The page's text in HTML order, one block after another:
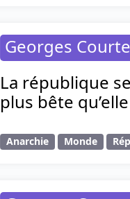
Georges
La république
plus bête
Anarchie Monde